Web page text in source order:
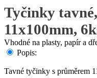
Tyčinky
11x100mm,
Vhodné na plasty, papír a
Popis:
Tavné tyčinky s průměrem